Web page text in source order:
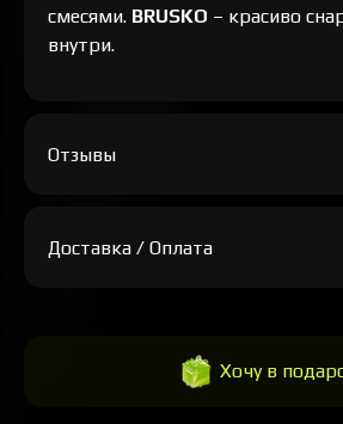
Хочу в
смесями. BRUSKO – красиво
внутри.
Отзывы
Доставка / Оплата